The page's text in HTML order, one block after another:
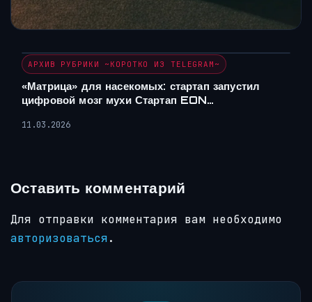
АРХИВ РУБРИКИ ~КОРОТКО ИЗ TELEGRAM~
«Матрица» для насекомых: стартап запустил
цифровой мозг мухи Стартап EON…
11.03.2026
Оставить комментарий
Для отправки комментария вам необходимо
авторизоваться.